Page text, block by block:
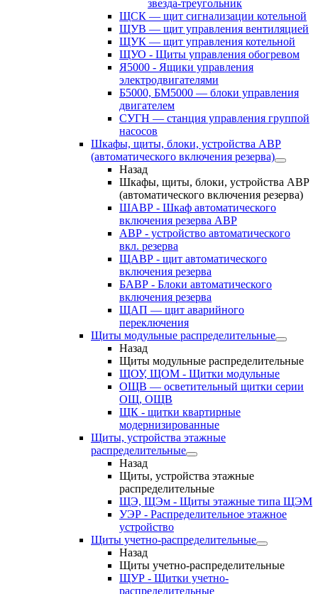
звезда-треугольник
ЩСК — щит сигнализации котельной
ЩУВ — щит управления вентиляцией
ЩУК — щит управления котельной
ЩУО - Щиты управления обогревом
Я5000 - Ящики управления
электродвигателями
Б5000, БМ5000 — блоки управления
двигателем
СУГН — станция управления группой
насосов
Шкафы, щиты, блоки, устройства АВР
(автоматического включения резерва)
Назад
Шкафы, щиты, блоки, устройства АВР
(автоматического включения резерва)
ШАВР - Шкаф автоматического
включения резерва АВР
АВР - устройство автоматического
вкл. резерва
ЩАВР - щит автоматического
включения резерва
БАВР - Блоки автоматического
включения резерва
ЩАП — щит аварийного
переключения
Щиты модульные распределительные
Назад
Щиты модульные распределительные
ЩОУ, ЩОМ - Щитки модульные
ОЩВ — осветительный щитки серии
ОЩ, ОЩВ
ЩК - щитки квартирные
модернизированные
Щиты, устройства этажные
распределительные
Назад
Щиты, устройства этажные
распределительные
ЩЭ, ЩЭм - Щиты этажные типа ЩЭМ
УЭР - Распределительное этажное
устройство
Щиты учетно-распределительные
Назад
Щиты учетно-распределительные
ЩУР - Щитки учетно-
распределительные